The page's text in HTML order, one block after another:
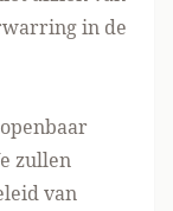
in de
zullen
van